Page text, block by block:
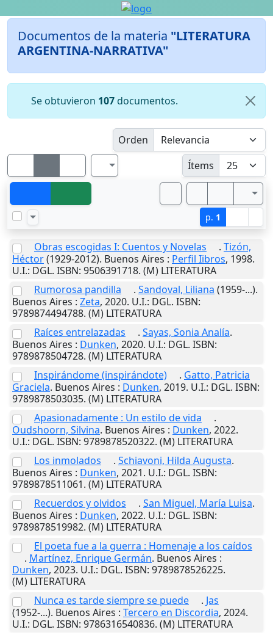
Documentos de la materia "LITERATURA
ARGENTINA-NARRATIVA"
Se obtuvieron 107documentos.
Orden
Ítems
p. 1
Obras escogidas I: Cuentos y Novelas . Tizón,
Héctor(1929-2012). Buenos Aires : Perfil Iibros, 1998.
U.I.: DGL. ISBN: 9506391718. (M) LITERATURA
Rumorosa pandilla
. Sandoval, Liliana (1959-...).
Buenos Aires : Zeta, 2020. U.I.: DGL. ISBN:
9789874494788. (M) LITERATURA
Raíces entrelazadas
. Sayas, Sonia Analía.
Buenos Aires : Dunken, 2020. U.I.: DGL. ISBN:
9789878504728. (M) LITERATURA
Inspirándome (inspirándote)
. Gatto, Patricia
Graciela. Buenos Aires : Dunken, 2019. U.I.: DGL. ISBN:
9789878503035. (M) LITERATURA
Apasionadamente : Un estilo de vida
.
Oudshoorn, Silvina. Buenos Aires : Dunken, 2022.
U.I.: DGL. ISBN: 9789878520322. (M) LITERATURA
Los inmolados
. Schiavoni, Hilda Augusta.
Buenos Aires : Dunken, 2021. U.I.: DGL. ISBN:
9789878511061. (M) LITERATURA
Recuerdos y olvidos
. San Miguel, María Luisa.
Buenos Aires : Dunken, 2022. U.I.: DGL. ISBN:
9789878519982. (M) LITERATURA
El poeta fue a la guerra : Homenaje a los caídos
. Martínez, Enrique Germán. Buenos Aires :
Dunken, 2023. U.I.: DGL. ISBN: 9789878526225.
(M) LITERATURA
Nunca es tarde siempre se puede
. Jas
(1952-...). Buenos Aires : Tercero en Discordia, 2024.
U.I.: DGL. ISBN: 9786316540836. (M) LITERATURA